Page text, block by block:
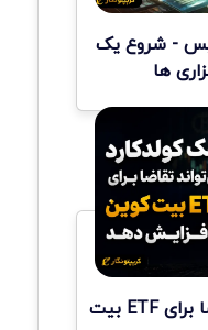
- شروع یک
ها
هک کولدکارد می‌تواند تقاضا برای ETF بیت